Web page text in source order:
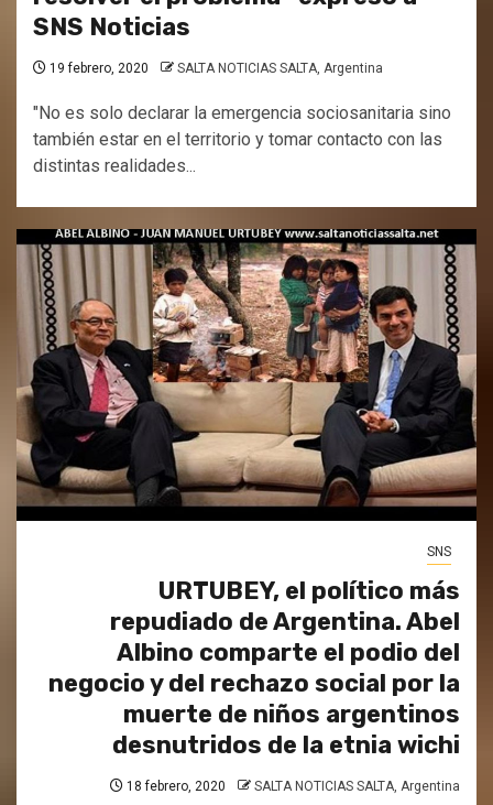
SNS Noticias
19 febrero, 2020 SALTA NOTICIAS SALTA, Argentina
"No es solo declarar la emergencia sociosanitaria sino
también estar en el territorio y tomar contacto con las
distintas realidades...
SNS
URTUBEY, el político más
repudiado de Argentina. Abel
Albino comparte el podio del
negocio y del rechazo social por la
muerte de niños argentinos
desnutridos de la etnia wichi
18 febrero, 2020 SALTA NOTICIAS SALTA, Argentina